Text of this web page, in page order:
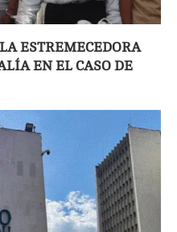
ESTREMECEDORA
EN EL CASO DE